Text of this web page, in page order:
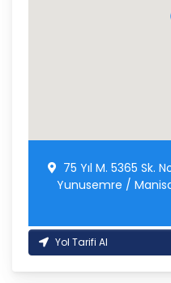
75 Yıl M. 5365 Sk.
Yunusemre /
Yol Tarifi Al